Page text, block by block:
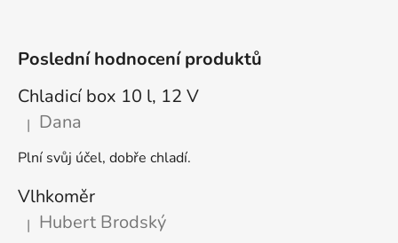
Poslední hodnocení produktů
Chladicí box 10 l, 12 V
Hodnocení produktu je 5 z 5 hvězdiček.
| Dana
Plní svůj účel, dobře chladí.
Vlhkoměr
Hodnocení produktu je 5 z 5 hvězdiček.
| Hubert Brodský